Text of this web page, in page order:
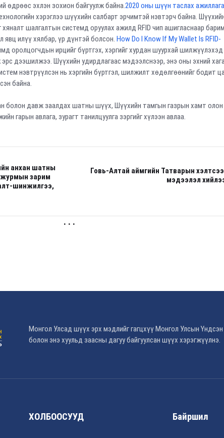
өдрөөс эхлэн зохион байгуулж байна.2020 оны шүүн таслах
хэрэглээ шүүхийн салбарт эрчимтэй нэвтэрч байна.
хяналт шалгалтын системд оруулах ажилд RFID чип ашигласнаар
явц илүү хялбар, үр дүнтэй болсон. How Do I Know If My Wallet Is RFID-
оролцогчдын ирцийг бүртгэх, хэргийг хурдан шуурхай шилжүүлэхэд
дээшилжээ. Шүүхийн удирдлагаас мэдээлснээр, энэ оны эхний
нэвтрүүлсэн нь хэргийн бүртгэл, шилжилт хөдөлгөөнийг бодит
байна.
болон давж заалдах шатны шүүх, Шүүхийн тамгын газрын хамт
гарын авлага, зурагт танилцуулга зэргийг хүлээн авлаа.
анхан шатны
журмын зарим
шинжилгээ,
Говь-Алтай аймгийн Татварын
мэдээлэл
. . .
Монгол Улсад шүүх эрх мэдлийг гагцхүү Монгол Улсын Үндсэн
болон энэ хуульд заасны дагуу байгуулсан шүүх хэрэгжүүлнэ.
ХОЛБООСУУД Байршил